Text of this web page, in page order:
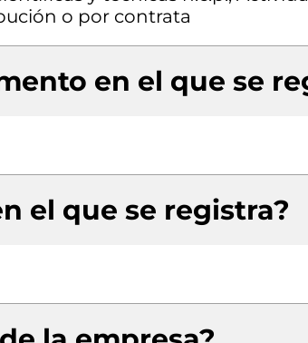
o por contrata
en el que se
el que se registra?